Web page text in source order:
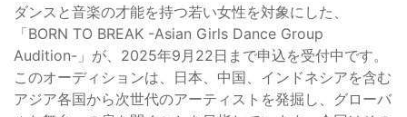
ダンスと音楽の才能を持つ若い女性を対象にした、
「BORN TO BREAK -Asian Girls Dance Group
Audition-」が、2025年9月22日まで申込を受付中です。
このオーディションは、日本、中国、インドネシアを含む
アジア各国から次世代のアーティストを発掘し、グローバ